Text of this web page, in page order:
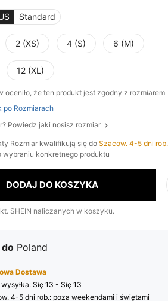
Standard
2 (XS) 4 (S) 6 (M)
12 (XL)
oceniło, że ten produkt jest zgodny z rozmiarem
po Rozmiarach
Powiedz jaki nosisz rozmiar
Rozmiar kwalifikują się do Szacow. 4-5 dni rob.
wybraniu konkretnego produktu
DODAJ DO KOSZYKA
SHEIN naliczanych w koszyku.
do Poland
Dostawa
Się 13 - Się 13
4-5 dni rob.: poza weekendami i świętami